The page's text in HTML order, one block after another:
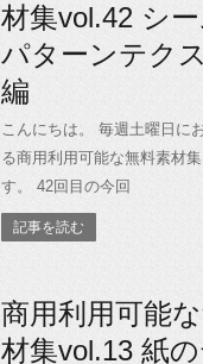
材集vol.42 シ
パターンテク
編
こんにちは。 毎週土曜日に
る商用利用可能な無料素材
す。 42回目の今回
記事を読む
商用利用可能
材集vol.13 紙